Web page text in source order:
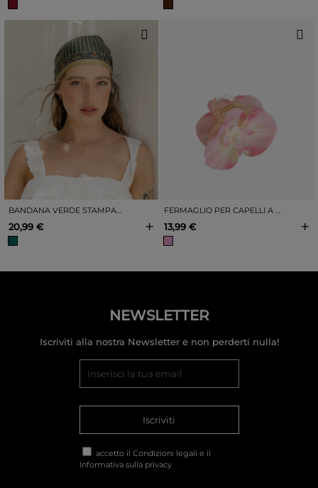
20,99 € + 13,99 € +
NEWSLETTER
Iscriviti alla nostra Newsletter e non perderti nulla!
Iscriviti
accetto il Condizioni legali e il
Informativa sulla privacy